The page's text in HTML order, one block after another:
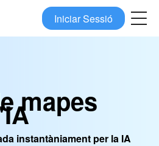
Iniciar Sessió
mapes
instantàniament per la IA